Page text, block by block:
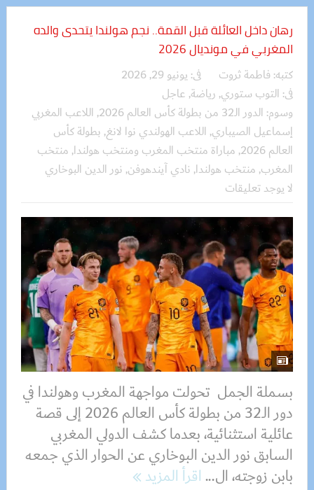
رهان داخل العائلة قبل القمة.. نجم هولندا يتحدى والده
المغربي في مونديال 2026
كتبه: فاطمة ثروت فى: يونيو 29, 2026
فى: التوب ستوري, رياضة, عاجل
وسوم: الدور الـ32 من بطولة كأس العالم 2026 , اللاعب المغربي
إسماعيل الصيباري, اللاعب الهولندي نوا لانغ, بطولة كأس
العالم 2026
, مباراة منتخب المغرب ومنتخب هولندا, منتخب
المغرب, منتخب هولندا, نادي آيندهوفن, نور الدين البوخاري
لا يوجد تعليقات
بسملة الجمل تحولت مواجهة المغرب وهولندا في
دور الـ32 من بطولة كأس العالم 2026 إلى قصة
عائلية استثنائية، بعدما كشف الدولي المغربي
السابق نور الدين البوخاري عن الحوار الذي جمعه
بابن زوجته، ال...اقرأ المزيد